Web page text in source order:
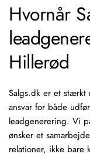
Hvornår
Hillerød
Salgs.dk er et stærkt
ansvar for både
leadgenerering. Vi
ønsker et
relationer, ikke bare